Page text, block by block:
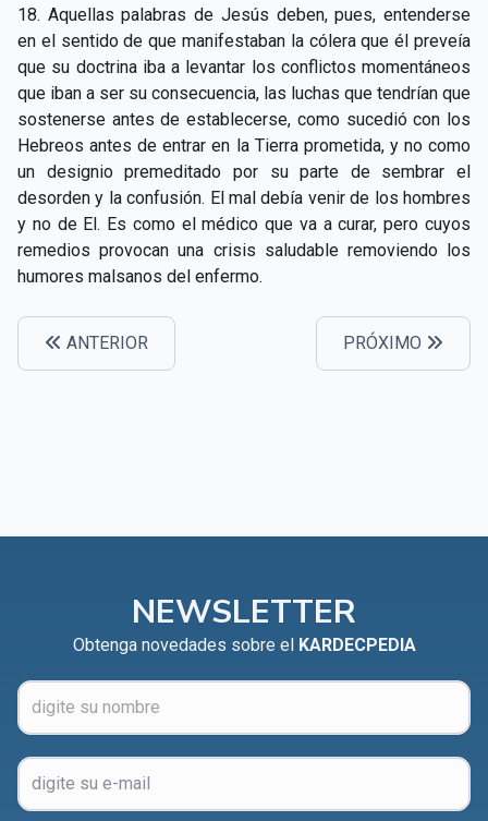
CAPÍTULO XVIII - Muchos son los llamados y pocos
los escogidos
▸
CAPÍTULO XIX - La fe transporta las montañas ▸
CAPÍTULO XX - Los obreros de la última hora ▸
CAPÍTULO XXI - Habrá falsos Cristos y falsos
profetas
▸
CAPÍTULO XXII - No separéis lo que Dios ha unido ▸
CAPÍTULO XXIV - No pongáis la lámpara debajo del
celemín
18. Aquellas palabras de Jesús deben, pues, entenderse
en el sentido de que manifestaban la cólera que él preveía
que su doctrina iba a levantar los conflictos momentáneos
que iban a ser su consecuencia, las luchas que tendrían que
sostenerse antes de establecerse, como sucedió con los
Hebreos antes de entrar en la Tierra prometida, y no como
un designio premeditado por su parte de sembrar el
desorden y la confusión. El mal debía venir de los hombres
y no de El. Es como el médico que va a curar, pero cuyos
remedios provocan una crisis saludable removiendo los
humores malsanos del enfermo.
ANTERIOR PRÓXIMO
NEWSLETTER
Obtenga novedades sobre el KARDECPEDIA